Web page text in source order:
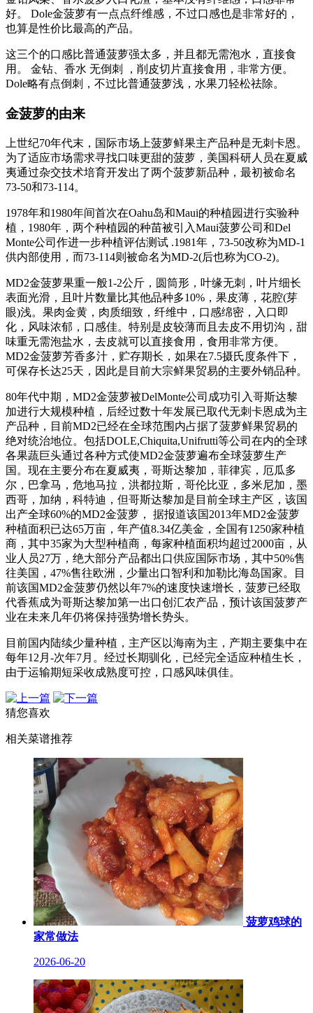
好。 Dole金菠萝有一点点纤维感，不过口感也是非常好的，
也算是性价比最高的产品。
这三个的口感比普通菠萝强太多，并且都无需泡水，直接食
用。 金钻、香水 无倒刺 ，削皮切片直接食用，非常方便。
Dole略有点倒刺，不过比普通菠萝浅，水果刀轻松祛除。
金菠萝的由来
上世纪70年代末，国际市场上菠萝鲜果主产品种是无刺卡恩。
为了适应市场需求寻找口味更甜的菠萝，美国科研人员在夏威
夷通过杂交技术培育开发出了两个菠萝新品种，最初被命名
73-50和73-114。
1978年和1980年间首次在Oahu岛和Maui的种植园进行实验种
植，1980年，两个种植园的种苗被引入Maui菠萝公司和Del
Monte公司作进一步种植评估测试 .1981年，73-50改称为MD-1
供内部使用，而73-114则被命名为MD-2(后也称为CO-2)。
MD2金菠萝果重一般1-2公斤，圆筒形，叶缘无刺，叶片细长
表面光滑，且叶片数量比其他品种多10%，果皮薄，花腔(芽
眼)浅。果肉金黄，肉质细致，纤维中，口感绵密，入口即
化，风味浓郁，口感佳。特别是皮较薄而且去皮不用切沟，甜
味重无需泡盐水，去皮就可以直接食用，食用非常方便。
MD2金菠萝芳香多汁，贮存期长，如果在7.5摄氏度条件下，
可保存长达25天，因此是目前大宗鲜果贸易的主要外销品种。
80年代中期，MD2金菠萝被DelMonte公司成功引入哥斯达黎
加进行大规模种植，后经过数十年发展已取代无刺卡恩成为主
产品种，目前MD2已经在全球范围内占据了菠萝鲜果贸易的
绝对统治地位。包括DOLE,Chiquita,Unifrutti等公司在内的全球
各果蔬巨头通过各种方式使MD2金菠萝遍布全球菠萝生产
国。现在主要分布在夏威夷，哥斯达黎加，菲律宾，厄瓜多
尔，巴拿马，危地马拉，洪都拉斯，哥伦比亚，多米尼加，墨
西哥，加纳，科特迪，但哥斯达黎加是目前全球主产区，该国
出产全球60%的MD2金菠萝， 据报道该国2013年MD2金菠萝
种植面积已达65万亩，年产值8.34亿美金，全国有1250家种植
商，其中35家为大型种植商，每家种植面积均超过2000亩，从
业人员27万，绝大部分产品都出口供应国际市场，其中50%售
往美国，47%售往欧洲，少量出口智利和加勒比海岛国家。目
前该国MD2金菠萝仍然以年7%的速度快速增长，菠萝已经取
代香蕉成为哥斯达黎加第一出口创汇农产品，预计该国菠萝产
业在未来几年仍将保持强势增长势头。
目前国内陆续少量种植，主产区以海南为主，产期主要集中在
每年12月-次年7月。经过长期驯化，已经完全适应种植生长，
由于运输期短采收成熟度可控，口感风味俱佳。
猜您喜欢
相关菜谱推荐
菠萝鸡球的
家常做法
2026-06-20